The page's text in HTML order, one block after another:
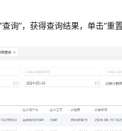
询”，获得查询结果，单击“重